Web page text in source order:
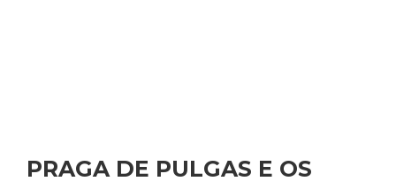
PRAGA DE PULGAS E OS